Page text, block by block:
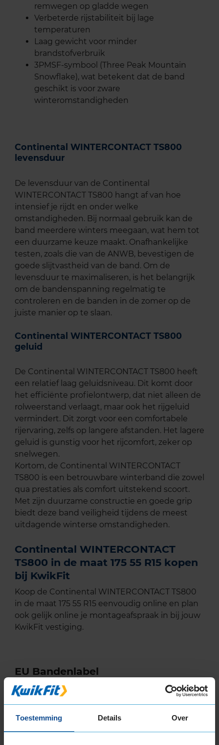
Toestemming Details Over
remwegen op gladde wegen
Verbeterde rijstabiliteit bij lage
temperaturen
Laag gewicht voor minder
brandstofverbruik
3PMSF-symbool (Three Peak Mountain
Snowflake), wat betekent dat de band
geschikt is voor zware
winteromstandigheden
Continental WINTERCONTACT TS800
levensduur
De levensduur van de Continental
WINTERCONTACT TS800 hangt af van hoe
intensief je rijdt en onder welke
omstandigheden. Bij normaal gebruik kan de
band meerdere winters meegaan, wat hem tot
een duurzame keuze maakt. Onafhankelijke
testen, zoals die van de ANWB, bevestigen de
goede slijtvastheid van de band. Om de
levensduur te maximaliseren, is het belangrijk
om de bandenspanning regelmatig te
controleren en de banden in de zomer op de
juiste manier op te slaan.
Continental WINTERCONTACT TS800
geluid
De Continental WINTERCONTACT TS800 heeft
een relatief laag geluidsniveau. Dit komt door
het efficiënte profielontwerp, dat niet alleen de
rolweerstand verlaagt, maar ook het rijgeluid
vermindert. Dit zorgt voor een comfortabele
rijervaring, zelfs op langere afstanden. Het lagere
geluid is gunstig voor het rijcomfort, zeker op
snelwegen.
Kortom, de Continental WINTERCONTACT
TS800 is een betrouwbare winterband die zowel
qua prestaties als comfort uitstekend scoort.
Met zijn duurzame constructie en goede grip
biedt deze band veiligheid tijdens de meest
uitdagende winterse omstandigheden.
Continental WINTERCONTACT
TS800 in de maat 175 55 R15 kopen
bij KwikFit
Koop de Continental WINTERCONTACT TS800
in de maat 175 55 R15 eenvoudig online en plan
ook gelijk online je montageafspraak in bij jouw
KwikFit vestiging.
EU Bandenlabel
Continental WINTERCONTACT TS800
175/55R15 77 T